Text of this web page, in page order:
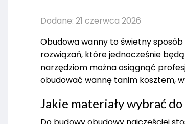
Dodane: 21 czerwca 2026
Obudowa wanny to świetny
rozwiązań, które jednocześnie
narzędziom można osiągnąć
obudować wannę tanim kosztem,
Jakie materiały wybrać